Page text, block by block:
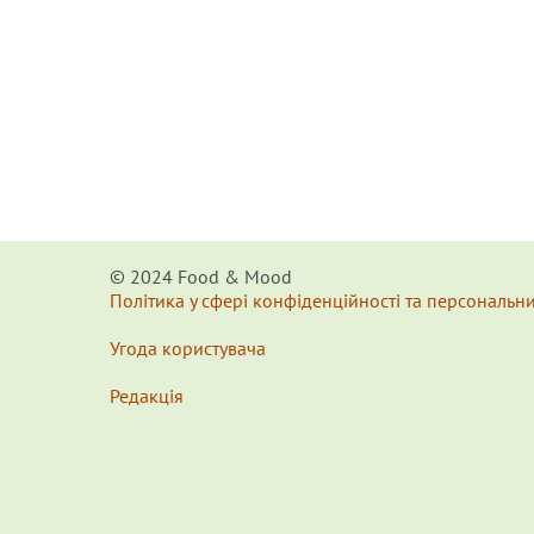
© 2024 Food & Мood
Політика у сфері конфіденційності та
Угода користувача
Редакція